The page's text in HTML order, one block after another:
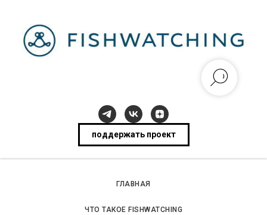
поддержать проект
ГЛАВНАЯ
ЧТО ТАКОЕ FISHWATCHING